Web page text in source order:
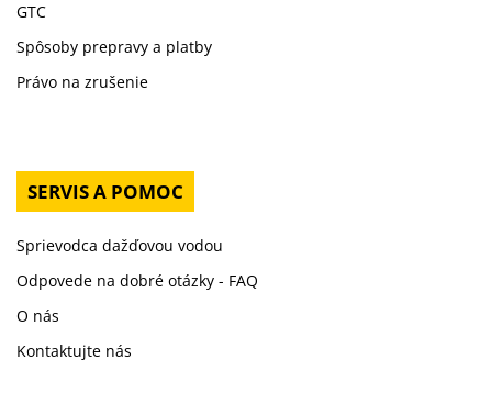
GTC
Spôsoby prepravy a platby
Právo na zrušenie
SERVIS A POMOC
Sprievodca dažďovou vodou
Odpovede na dobré otázky - FAQ
O nás
Kontaktujte nás